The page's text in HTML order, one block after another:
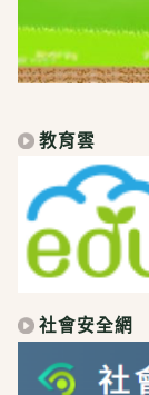
教育雲
社會安全網